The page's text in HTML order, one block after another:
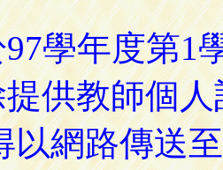
學年度第1
供教師個
以網路傳送